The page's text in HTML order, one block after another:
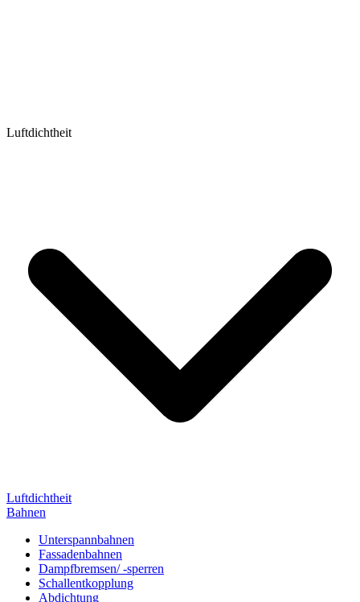
Luftdichtheit
Luftdichtheit
Bahnen
Unterspannbahnen
Fassadenbahnen
Dampfbremsen/ -sperren
Schallentkopplung
Abdichtung